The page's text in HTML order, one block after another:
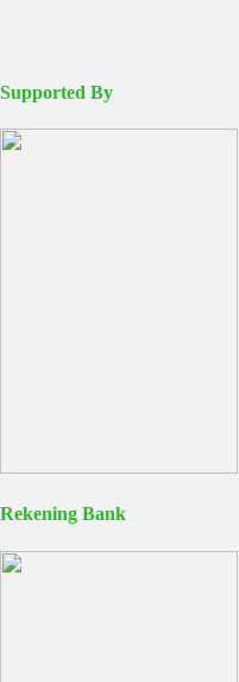
Supported By
Rekening Bank